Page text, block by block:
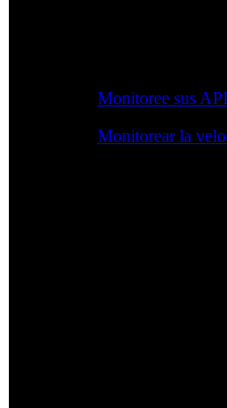
Monitoree sus
Monitorear la